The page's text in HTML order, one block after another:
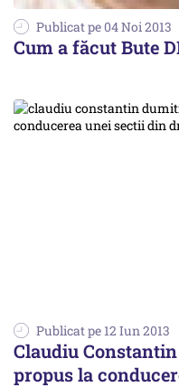
Publicat pe 04 Noi 2013
Cum a făcut Bute
Publicat pe 12 Iun 2013
Claudiu
propus la